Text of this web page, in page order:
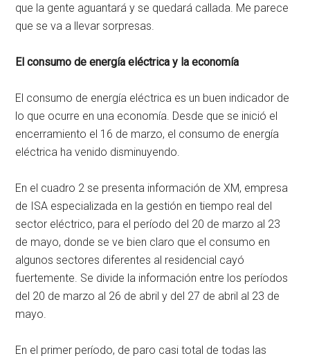
que la gente aguantará y se quedará callada. Me parece
que se va a llevar sorpresas.
El consumo de energía eléctrica y la economía
El consumo de energía eléctrica es un buen indicador de
lo que ocurre en una economía. Desde que se inició el
encerramiento el 16 de marzo, el consumo de energía
eléctrica ha venido disminuyendo.
En el cuadro 2 se presenta información de XM, empresa
de ISA especializada en la gestión en tiempo real del
sector eléctrico, para el período del 20 de marzo al 23
de mayo, donde se ve bien claro que el consumo en
algunos sectores diferentes al residencial cayó
fuertemente. Se divide la información entre los períodos
del 20 de marzo al 26 de abril y del 27 de abril al 23 de
mayo.
En el primer período, de paro casi total de todas las